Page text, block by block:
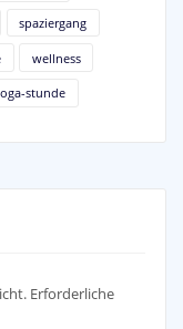
spaziergang
wellness
stunde
Erforderliche